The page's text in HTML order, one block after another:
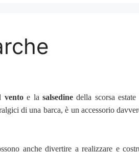
ventoe lasalsedine della scorsa
di una barca, è un accessorio
anche divertire a realizzare e